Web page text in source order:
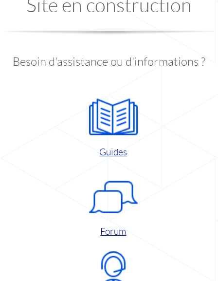
Site en construction
Besoin d'assistance ou d'informations ?
Guides
Forum